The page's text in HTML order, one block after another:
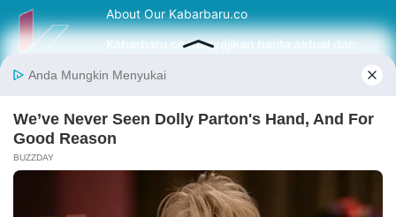
About Our Kabarbaru.co
Kabarbaru.co menyajikan berita aktual dan
serta terverifikasi dari sumber yang tepat.
Follow Kabarbaru